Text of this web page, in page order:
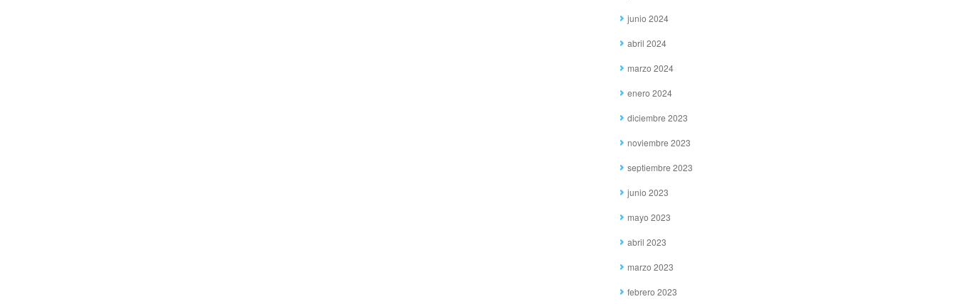
junio 2024
abril 2024
marzo 2024
enero 2024
diciembre 2023
noviembre 2023
septiembre 2023
junio 2023
mayo 2023
abril 2023
marzo 2023
febrero 2023